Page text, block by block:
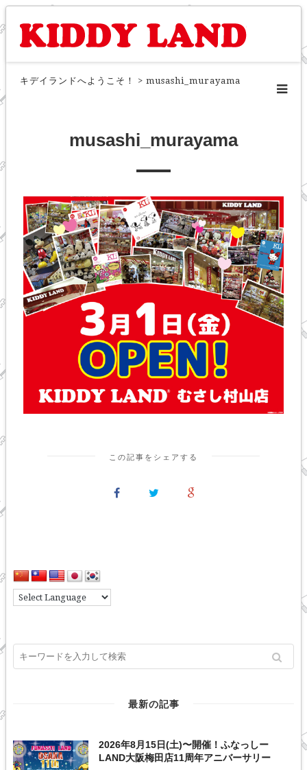
キデイランドへようこそ！ > musashi_murayama
musashi_murayama
この記事をシェアする
最新の記事
2026年8月15日(土)〜開催！ふなっしー
LAND大阪梅田店11周年アニバーサリー